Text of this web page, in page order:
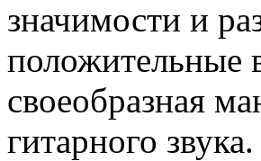
значимости и
положительные
своеобразная
гитарного